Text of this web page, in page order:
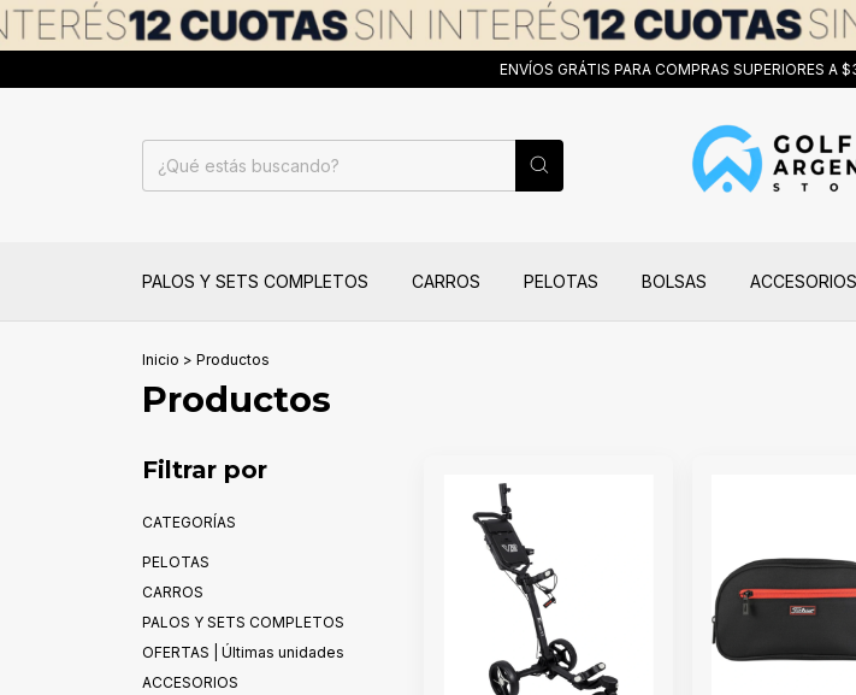
ENVÍOS GRÁTIS PARA COMPRAS SUPERIORES A
PALOS Y SETS COMPLETOS CARROS PELOTAS BOLSAS ACCESORIOS
Inicio > Productos
Productos
Filtrar por
CATEGORÍAS
PELOTAS
CARROS
PALOS Y SETS COMPLETOS
OFERTAS | Últimas unidades
ACCESORIOS